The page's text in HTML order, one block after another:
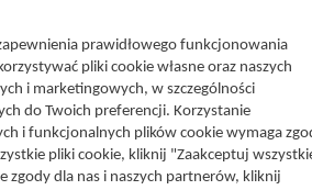
Razem)
Lewiatan Podlasie
Lewiatan Północ
Lewiatan Śląsk
Lewiatan Wielkopolska
Lewiatan Zachód
prawidłowego funkcjonowania
pliki cookie własne oraz naszych
i marketingowych, w szczególności
do Twoich preferencji. Korzystanie
i funkcjonalnych plików cookie wymaga
pliki cookie, kliknij "Zaakceptuj
zgody dla nas i naszych partnerów, kliknij